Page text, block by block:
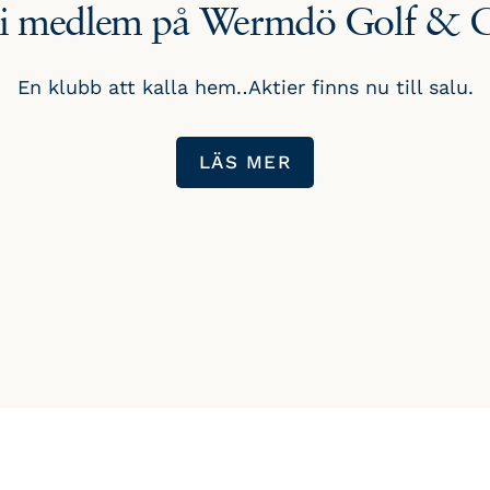
medlem på Wermdö Golf &
En klubb att kalla hem. Aktier finns nu till salu.
LÄS MER